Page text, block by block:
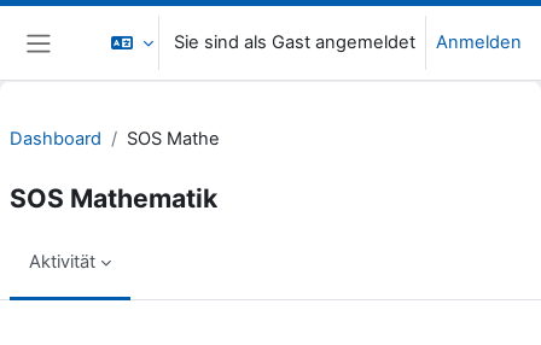
Zum Hauptinhalt
Website-Übersicht
Sie sind als Gast angemeldet Anmelden
Dashboard SOS Mathe
SOS Mathematik
Aktivität